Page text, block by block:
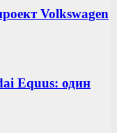
Volkswagen
Equus: один